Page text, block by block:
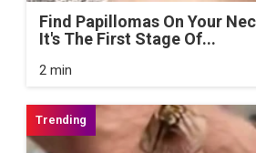
Find Papillomas On Your
It's The First Stage Of...
2 min